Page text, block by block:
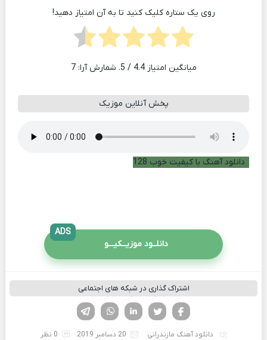
روی یک ستاره کلیک کنید تا به آن امتیاز دهید!
میانگین امتیاز4.4 / 5. شمارش آرا: 7
پخش آنلاین موزیک
دانلود آهنگ با کیفیت خوب 128
دانلــود موزیــکیـــو
ADS
اشتراک گذاری در شبکه های اجتماعی
لینکدین تویتر
فیسوک
دانلود آهنگ مازندرانی 20 دسامبر 2019 0 نظر